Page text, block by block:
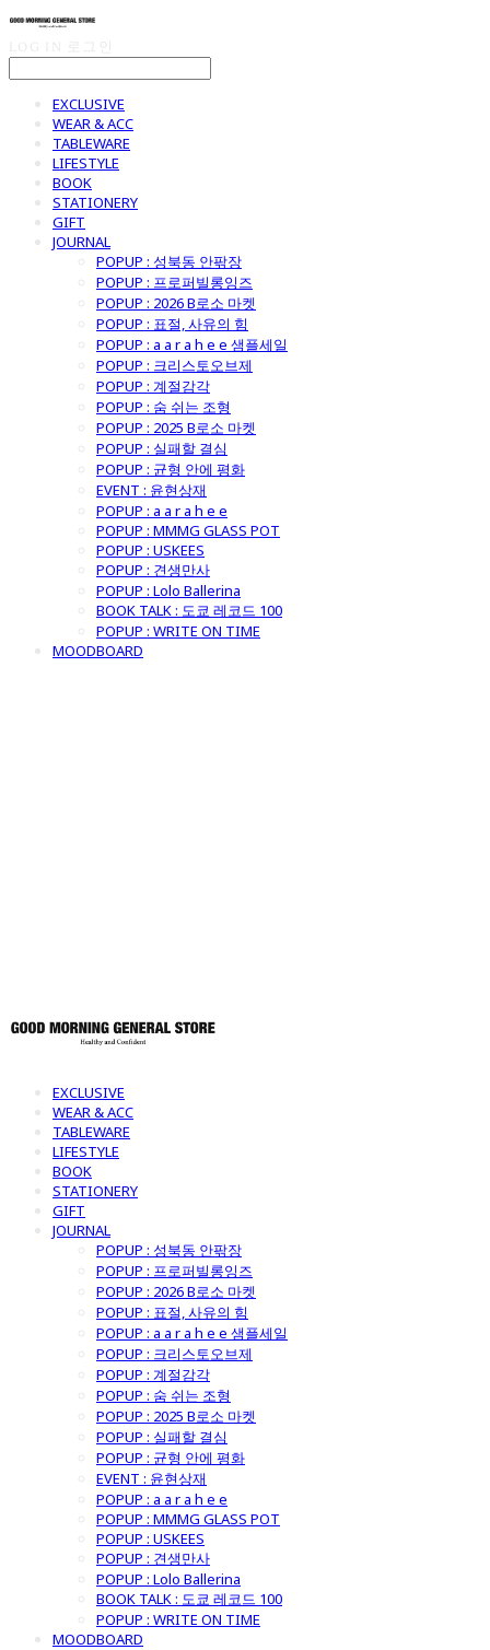
EXCLUSIVE
WEAR & ACC
TABLEWARE
LIFESTYLE
BOOK
STATIONERY
GIFT
JOURNAL
POPUP : 성북동 안팎장
POPUP : 프로퍼빌롱잉즈
POPUP : 2026 B로소 마켓
POPUP : 표절, 사유의 힘
POPUP : a a r a h e e 샘플세일
POPUP : 크리스토오브제
POPUP : 계절감각
POPUP : 숨 쉬는 조형
POPUP : 2025 B로소 마켓
POPUP : 실패할 결심
POPUP : 균형 안에 평화
EVENT : 윤현상재
POPUP : a a r a h e e
POPUP : MMMG GLASS POT
POPUP : USKEES
POPUP : 견생만사
POPUP : Lolo Ballerina
BOOK TALK : 도쿄 레코드 100
POPUP : WRITE ON TIME
MOODBOARD
EXCLUSIVE
WEAR & ACC
TABLEWARE
LIFESTYLE
BOOK
STATIONERY
GIFT
JOURNAL
POPUP : 성북동 안팎장
POPUP : 프로퍼빌롱잉즈
POPUP : 2026 B로소 마켓
POPUP : 표절, 사유의 힘
POPUP : a a r a h e e 샘플세일
POPUP : 크리스토오브제
POPUP : 계절감각
POPUP : 숨 쉬는 조형
POPUP : 2025 B로소 마켓
POPUP : 실패할 결심
POPUP : 균형 안에 평화
EVENT : 윤현상재
POPUP : a a r a h e e
POPUP : MMMG GLASS POT
POPUP : USKEES
POPUP : 견생만사
POPUP : Lolo Ballerina
BOOK TALK : 도쿄 레코드 100
POPUP : WRITE ON TIME
MOODBOARD